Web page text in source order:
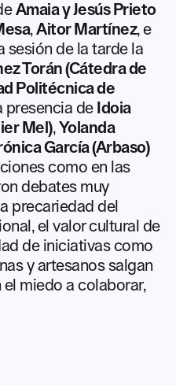
Amaia y Jesús Prieto
,Aitor Martínez, e
sesión de la tarde la
Torán (Cátedra de
Politécnica de
presencia de Idoia
Mel), Yolanda
García (Arbaso)
como en las
debates muy
precariedad del
el valor cultural de
de iniciativas como
y artesanos salgan
miedo a colaborar,